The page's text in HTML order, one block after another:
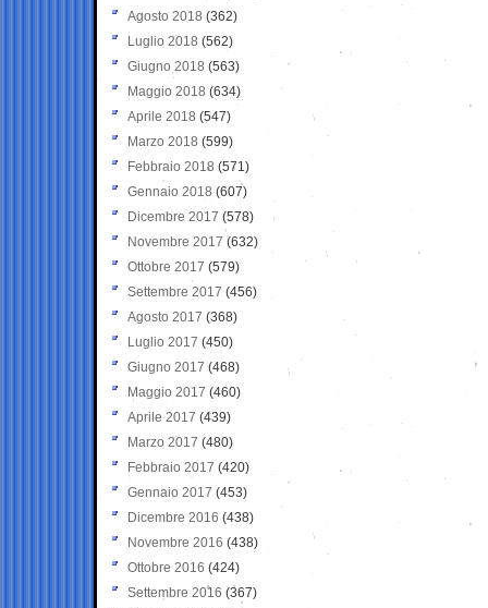
Agosto 2018 (362)
Luglio 2018 (562)
Giugno 2018 (563)
Maggio 2018 (634)
Aprile 2018 (547)
Marzo 2018 (599)
Febbraio 2018 (571)
Gennaio 2018 (607)
Dicembre 2017 (578)
Novembre 2017 (632)
Ottobre 2017 (579)
Settembre 2017 (456)
Agosto 2017 (368)
Luglio 2017 (450)
Giugno 2017 (468)
Maggio 2017 (460)
Aprile 2017 (439)
Marzo 2017 (480)
Febbraio 2017 (420)
Gennaio 2017 (453)
Dicembre 2016 (438)
Novembre 2016 (438)
Ottobre 2016 (424)
Settembre 2016 (367)